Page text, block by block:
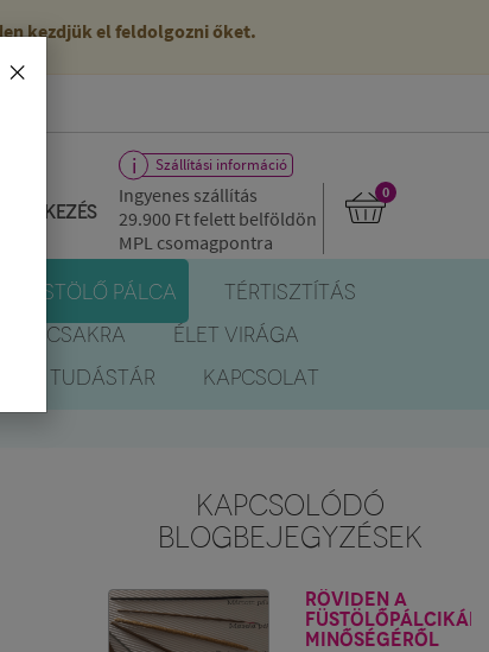
kezdjük el feldolgozni őket.
Szállítási információ
Ingyenes szállítás
29.900 Ftfelett belföldön
MPL csomagpontra
0
FÜSTÖLŐ PÁLCA
TÉRTISZTÍTÁS
CSAKRA
ÉLET VIRÁGA
TUDÁSTÁR KAPCSOLAT
KAPCSOLÓDÓ
BLOGBEJEGYZÉSEK
Röviden a
füstölőpálcikák
minőségéről
×